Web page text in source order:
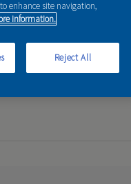
enhance site navigation,
information.
Reject All